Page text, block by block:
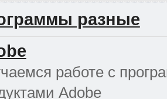
разные
работе с
Adobe